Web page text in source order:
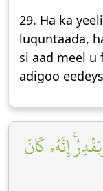
29. Ha ka
luquntaada,
si aad meel u
adigoo
إِنَّهُۥ كَانَ